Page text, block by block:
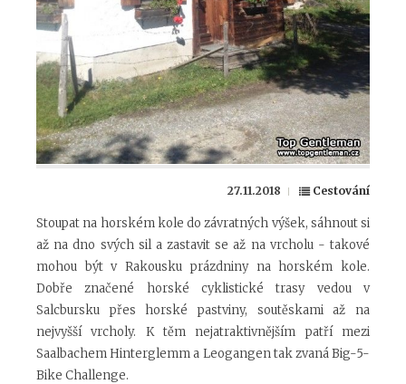
27.11.2018 Cestování
Stoupat na horském kole do závratných výšek, sáhnout si
až na dno svých sil a zastavit se až na vrcholu - takové
mohou být v Rakousku prázdniny na horském kole.
Dobře značené horské cyklistické trasy vedou v
Salcbursku přes horské pastviny, soutěskami až na
nejvyšší vrcholy. K těm nejatraktivnějším patří mezi
Saalbachem Hinterglemm a Leogangen tak zvaná Big-5-
Bike Challenge.